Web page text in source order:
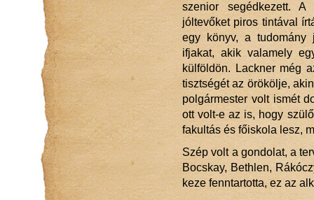
szenior segédkezett.
jóltevőket piros tintával
egy könyv, a tudomány
ifjakat, akik valamely
külföldön. Lackner még
tisztségét az örökölje,
polgármester volt ismét
ott volt-e az is, hogy
fakultás és főiskola lesz,
Szép volt a gondolat, a
Bocskay, Bethlen,
keze fenntartotta, ez az